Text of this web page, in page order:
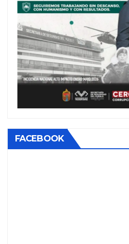
FACEBOOK